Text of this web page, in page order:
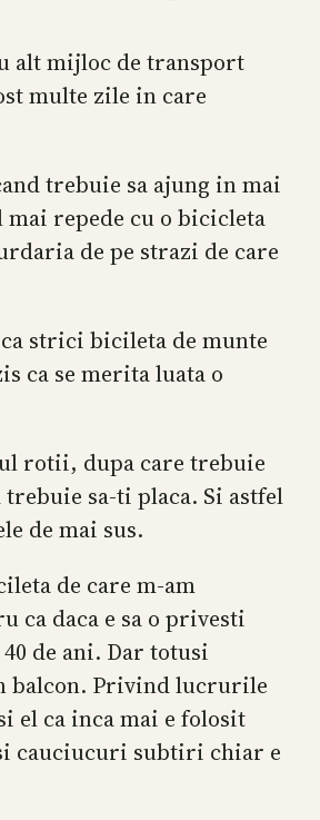
alt mijloc de transport
multe zile in care
trebuie sa ajung in mai
repede cu o bicicleta
de pe strazi de care
strici bicileta de munte
ca se merita luata o
rotii, dupa care trebuie
sa-ti placa. Si astfel
de mai sus.
de care m-am
ca daca e sa o privesti
de ani. Dar totusi
balcon. Privind lucrurile
el ca inca mai e folosit
cauciucuri subtiri chiar e